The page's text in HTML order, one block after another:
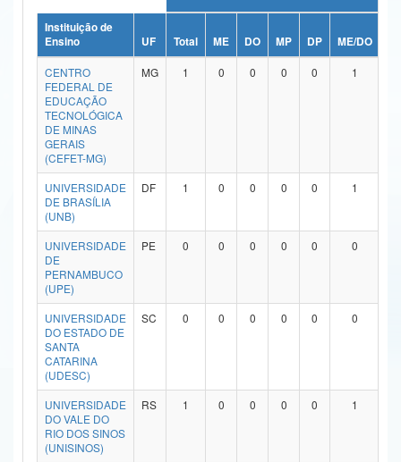
Ministério da Ciência, Tecnologia, Inovações e Comunicações
Ministério do Meio Ambiente
Ministério do Turismo
Ministério do Desenvolvimento Regional
Controladoria-Geral da União
Ministério da Mulher, da Família e dos Direitos Humanos
Secretaria de Governo
Gabinete de Segurança Institucional
Advocacia-Geral da União
Banco Central do Brasil
Instituição de
Ensino
UF Total ME DO MP DP ME/DO
CENTRO
FEDERAL DE
EDUCAÇÃO
TECNOLÓGICA
DE MINAS
GERAIS
(CEFET-MG)
MG 1 0 0 0 0 1
UNIVERSIDADE
DE BRASÍLIA
(UNB)
DF 1 0 0 0 0 1
UNIVERSIDADE
DE
PERNAMBUCO
(UPE)
PE 0 0 0 0 0 0
UNIVERSIDADE
DO ESTADO DE
SANTA
CATARINA
(UDESC)
SC 0 0 0 0 0 0
UNIVERSIDADE
DO VALE DO
RIO DOS SINOS
(UNISINOS)
RS 1 0 0 0 0 1